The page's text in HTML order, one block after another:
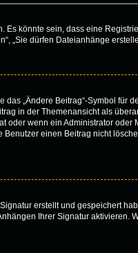
Es könnte sein, dass eine
„Sie dürfen Dateianhänge
„Ändere Beitrag“-Symbol für
in der Themenansicht als
oder wenn ein Administrator oder
einen Beitrag nicht
erstellt und gespeichert
Ihrer Signatur aktivieren.